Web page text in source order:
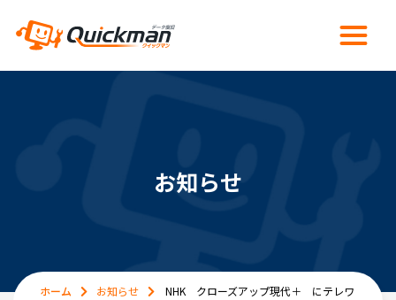
お知らせ
ホーム お知らせ
NHK クローズアップ現代＋ にテレワ